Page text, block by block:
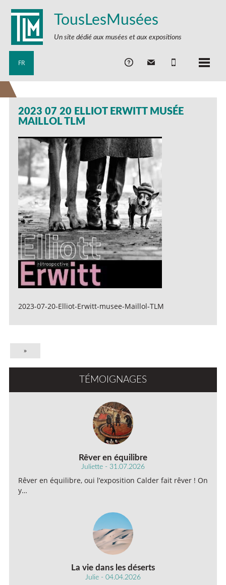
TousLesMusées
Un site dédié aux musées et aux expositions
FR
2023 07 20 ELLIOT ERWITT MUSÉE
MAILLOL TLM
2023-07-20-Elliot-Erwitt-musee-Maillol-TLM
»
TÉMOIGNAGES
Rêver en équilibre
Juliette - 31.07.2026
Rêver en équilibre, oui l’exposition Calder fait rêver ! On
y…
La vie dans les déserts
Julie - 04.04.2026